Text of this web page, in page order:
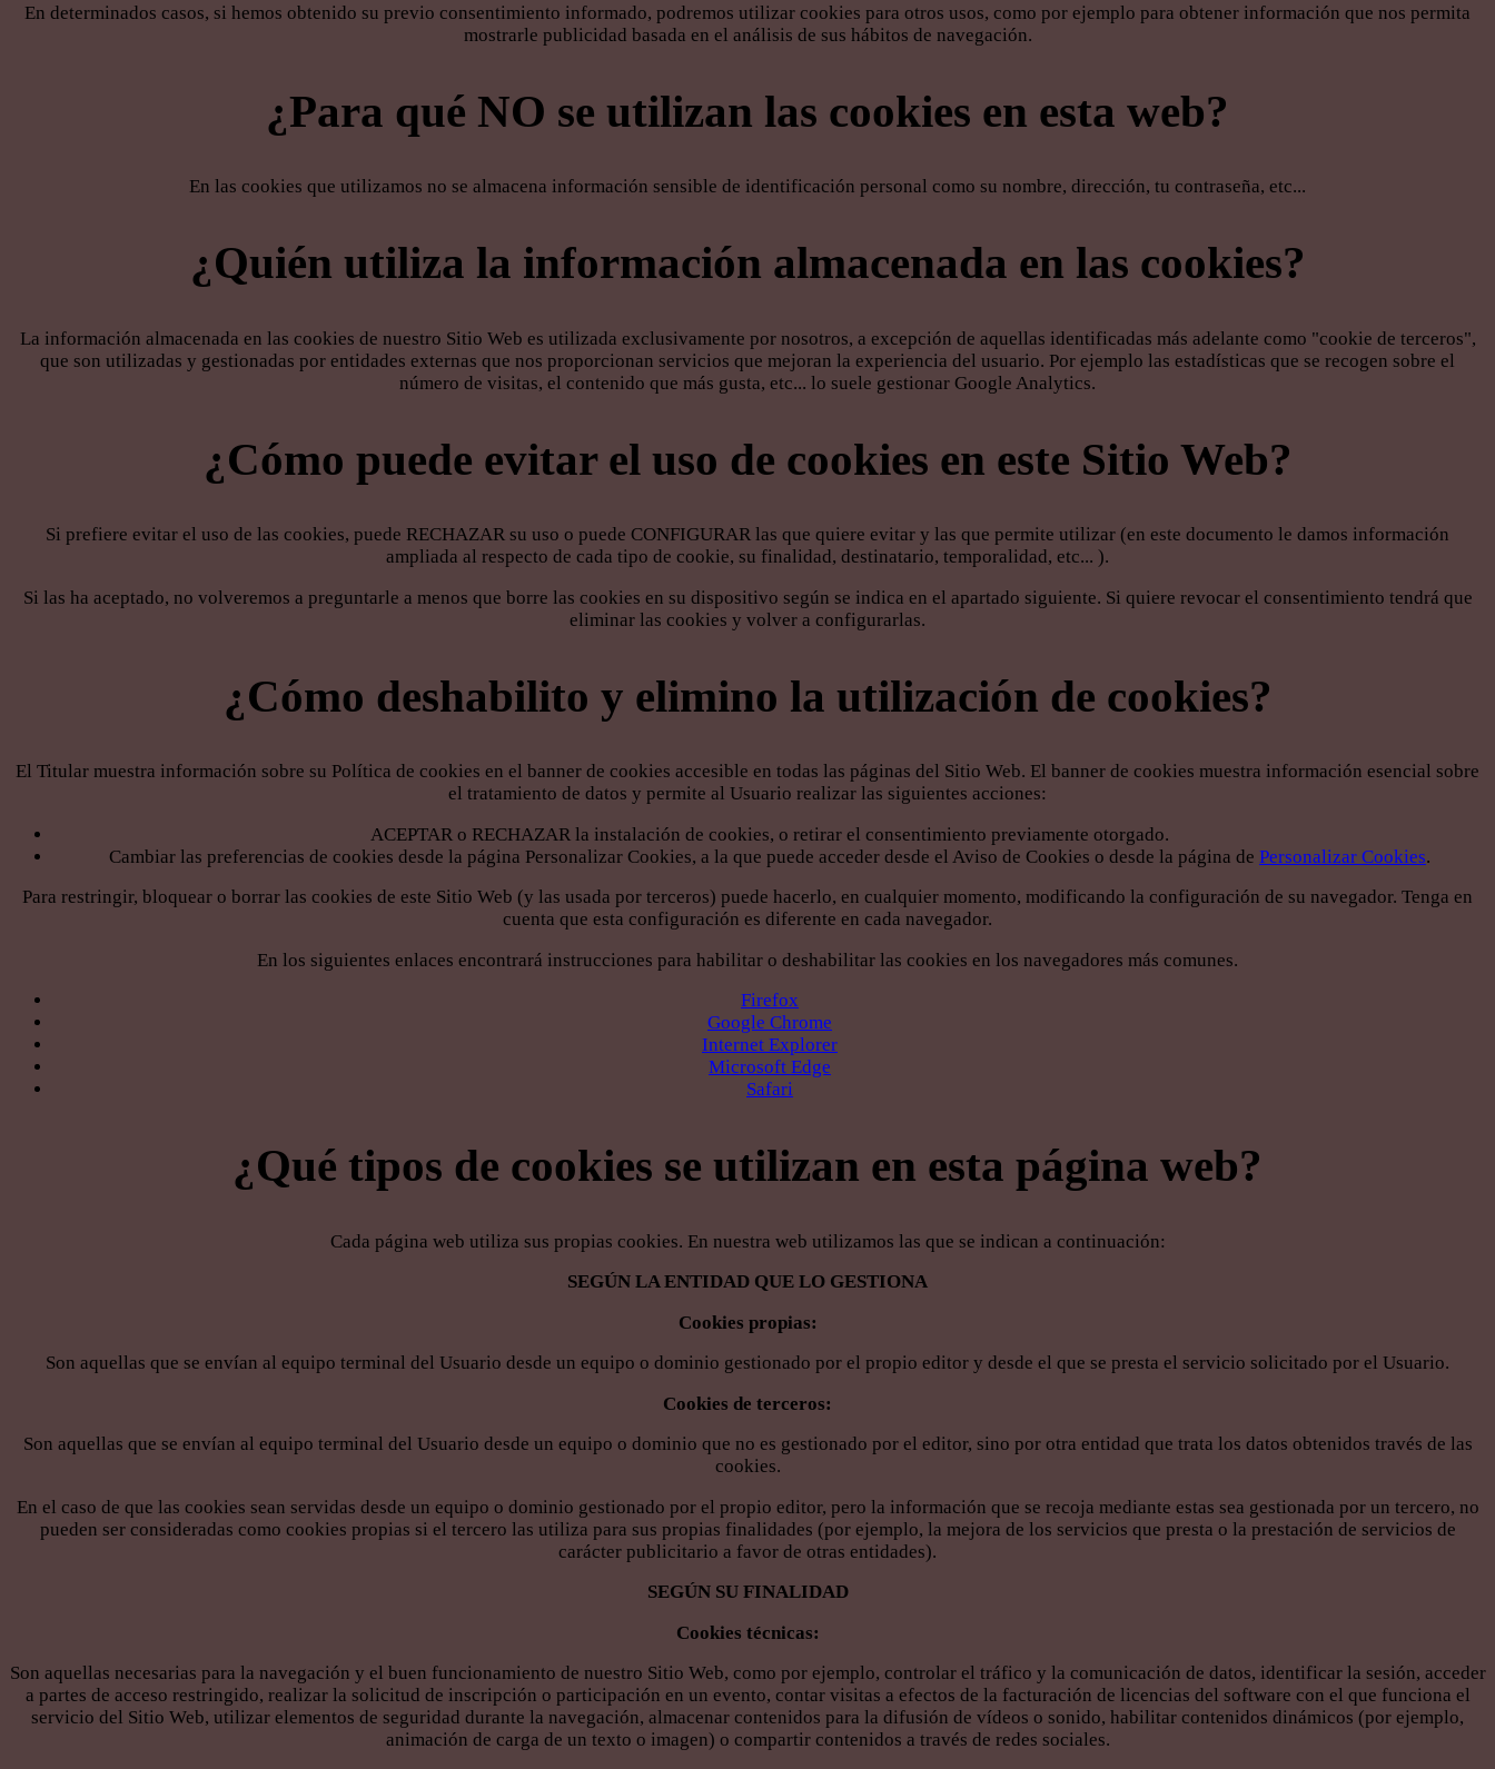
En determinados casos, si hemos obtenido su previo consentimiento informado, podremos utilizar cookies para otros usos, como por ejemplo para obtener información que nos permita
mostrarle publicidad basada en el análisis de sus hábitos de navegación.
¿Para qué NO se utilizan las cookies en esta web?
En las cookies que utilizamos no se almacena información sensible de identificación personal como su nombre, dirección, tu contraseña, etc...
¿Quién utiliza la información almacenada en las cookies?
La información almacenada en las cookies de nuestro Sitio Web es utilizada exclusivamente por nosotros, a excepción de aquellas identificadas más adelante como "cookie de terceros",
que son utilizadas y gestionadas por entidades externas que nos proporcionan servicios que mejoran la experiencia del usuario. Por ejemplo las estadísticas que se recogen sobre el
número de visitas, el contenido que más gusta, etc... lo suele gestionar Google Analytics.
¿Cómo puede evitar el uso de cookies en este Sitio Web?
Si prefiere evitar el uso de las cookies, puede RECHAZAR su uso o puede CONFIGURAR las que quiere evitar y las que permite utilizar (en este documento le damos información
ampliada al respecto de cada tipo de cookie, su finalidad, destinatario, temporalidad, etc... ).
Si las ha aceptado, no volveremos a preguntarle a menos que borre las cookies en su dispositivo según se indica en el apartado siguiente. Si quiere revocar el consentimiento tendrá que
eliminar las cookies y volver a configurarlas.
¿Cómo deshabilito y elimino la utilización de cookies?
El Titular muestra información sobre su Política de cookies en el banner de cookies accesible en todas las páginas del Sitio Web. El banner de cookies muestra información esencial sobre
el tratamiento de datos y permite al Usuario realizar las siguientes acciones:
ACEPTAR o RECHAZAR la instalación de cookies, o retirar el consentimiento previamente otorgado.
Cambiar las preferencias de cookies desde la página Personalizar Cookies, a la que puede acceder desde el Aviso de Cookies o desde la página de Personalizar Cookies.
Para restringir, bloquear o borrar las cookies de este Sitio Web (y las usada por terceros) puede hacerlo, en cualquier momento, modificando la configuración de su navegador. Tenga en
cuenta que esta configuración es diferente en cada navegador.
En los siguientes enlaces encontrará instrucciones para habilitar o deshabilitar las cookies en los navegadores más comunes.
Firefox
Google Chrome
Internet Explorer
Microsoft Edge
Safari
¿Qué tipos de cookies se utilizan en esta página web?
Cada página web utiliza sus propias cookies. En nuestra web utilizamos las que se indican a continuación:
SEGÚN LA ENTIDAD QUE LO GESTIONA
Cookies propias:
Son aquellas que se envían al equipo terminal del Usuario desde un equipo o dominio gestionado por el propio editor y desde el que se presta el servicio solicitado por el Usuario.
Cookies de terceros:
Son aquellas que se envían al equipo terminal del Usuario desde un equipo o dominio que no es gestionado por el editor, sino por otra entidad que trata los datos obtenidos través de las
cookies.
En el caso de que las cookies sean servidas desde un equipo o dominio gestionado por el propio editor, pero la información que se recoja mediante estas sea gestionada por un tercero, no
pueden ser consideradas como cookies propias si el tercero las utiliza para sus propias finalidades (por ejemplo, la mejora de los servicios que presta o la prestación de servicios de
carácter publicitario a favor de otras entidades).
SEGÚN SU FINALIDAD
Cookies técnicas:
Son aquellas necesarias para la navegación y el buen funcionamiento de nuestro Sitio Web, como por ejemplo, controlar el tráfico y la comunicación de datos, identificar la sesión, acceder
a partes de acceso restringido, realizar la solicitud de inscripción o participación en un evento, contar visitas a efectos de la facturación de licencias del software con el que funciona el
servicio del Sitio Web, utilizar elementos de seguridad durante la navegación, almacenar contenidos para la difusión de vídeos o sonido, habilitar contenidos dinámicos (por ejemplo,
animación de carga de un texto o imagen) o compartir contenidos a través de redes sociales.